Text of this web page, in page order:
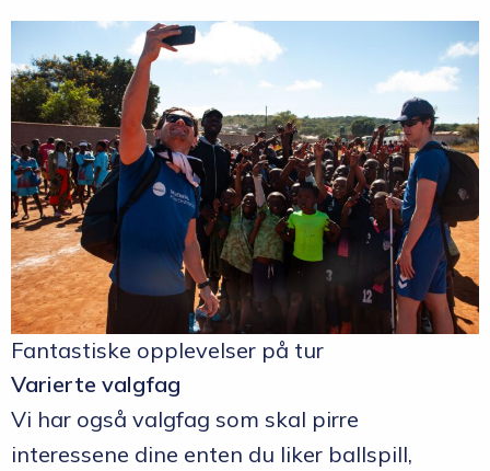
Fantastiske opplevelser på tur
Varierte valgfag
Vi har også valgfag som skal pirre
interessene dine enten du liker ballspill,